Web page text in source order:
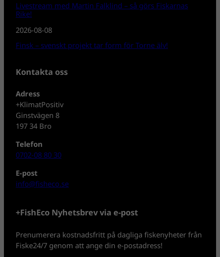
Livestream med Martin Falklind – så görs Fiskarnas
Rike!
2026-08-08
Finsk – svenskt projekt tar form för Torne älv!
Kontakta oss
Adress
+KlimatPositiv
Ginstvägen 8
197 34 Bro
Telefon
0702-08 80 30
E-post
info@fisheco.se
+FishEco Nyhetsbrev via e-post
Prenumerera kostnadsfritt på dagliga fiskenyheter från
Fiske24/7 genom att ange din e-postadress!